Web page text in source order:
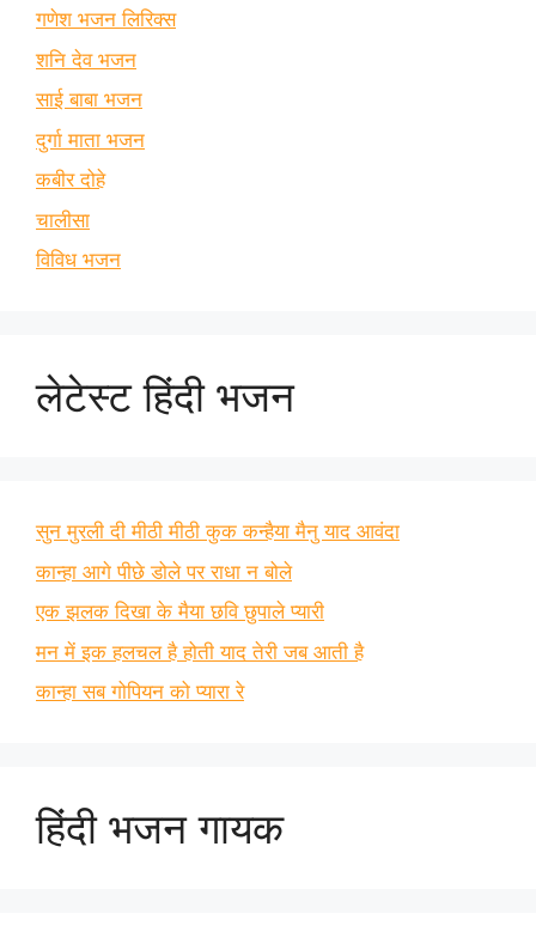
गणेश भजन लिरिक्स
शनि देव भजन
साई बाबा भजन
दुर्गा माता भजन
कबीर दोहे
चालीसा
विविध भजन
लेटेस्ट हिंदी भजन
सुन मुरली दी मीठी मीठी कुक कन्हैया मैनु याद आवंदा
कान्हा आगे पीछे डोले पर राधा न बोले
एक झलक दिखा के मैया छवि छुपाले प्यारी
मन में इक हलचल है होती याद तेरी जब आती है
कान्हा सब गोपियन को प्यारा रे
हिंदी भजन गायक